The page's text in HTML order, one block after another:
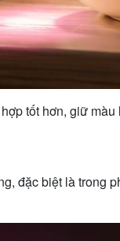
tốt hơn, giữ
đặc biệt là trong